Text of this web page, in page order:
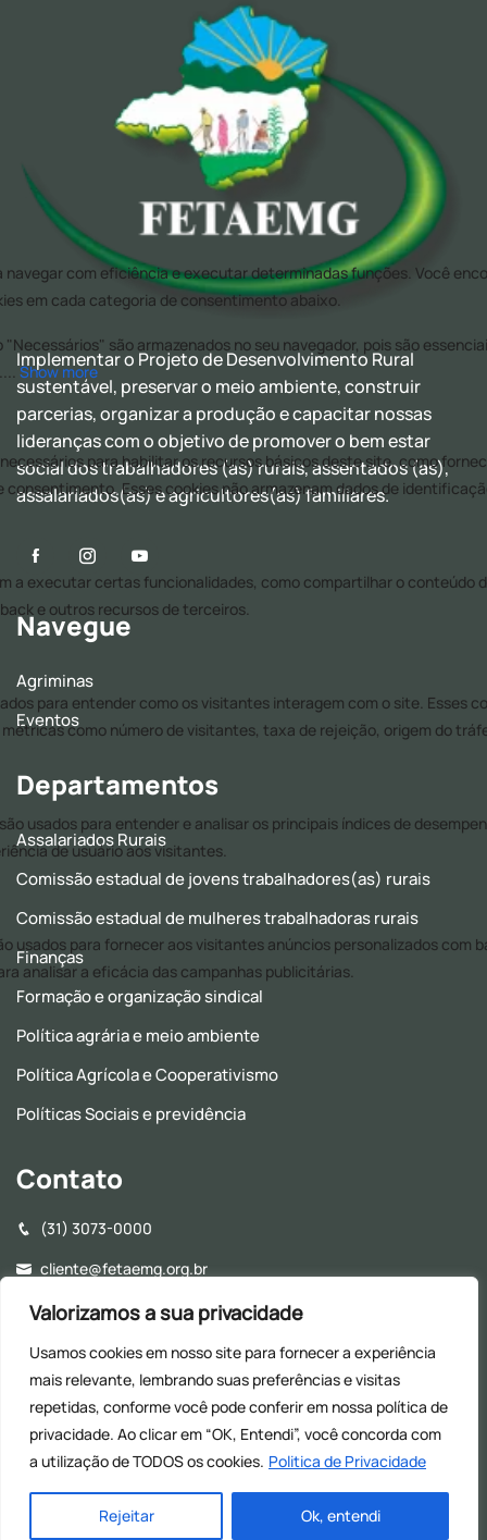
Valorizamos a sua privacidade
Usamos cookies em nosso site para fornecer a experiência
mais relevante, lembrando suas preferências e visitas
repetidas, conforme você pode conferir em nossa política de
privacidade. Ao clicar em “OK, Entendi”, você concorda com
a utilização de TODOS os cookies. Politica de Privacidade
Rejeitar Ok, entendi
Implementar o Projeto de Desenvolvimento Rural
sustentável, preservar o meio ambiente, construir
parcerias, organizar a produção e capacitar nossas
lideranças com o objetivo de promover o bem estar
social dos trabalhadores (as) rurais, assentados (as),
assalariados(as) e agricultores(as) familiares.
Navegue
Agriminas
Eventos
Departamentos
Assalariados Rurais
Comissão estadual de jovens trabalhadores(as) rurais
Comissão estadual de mulheres trabalhadoras rurais
Finanças
Formação e organização sindical
Política agrária e meio ambiente
Política Agrícola e Cooperativismo
Políticas Sociais e previdência
Contato
(31) 3073-0000
cliente@fetaemg.org.br
Rua Álvares Maciel, 154, Santa Efigênia - CEP: 30150-250 -
Horário de Funcionamento - 8h às 17h (Almoço: 12h às